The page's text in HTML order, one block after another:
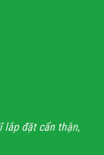
lắp đặt cẩn thận,